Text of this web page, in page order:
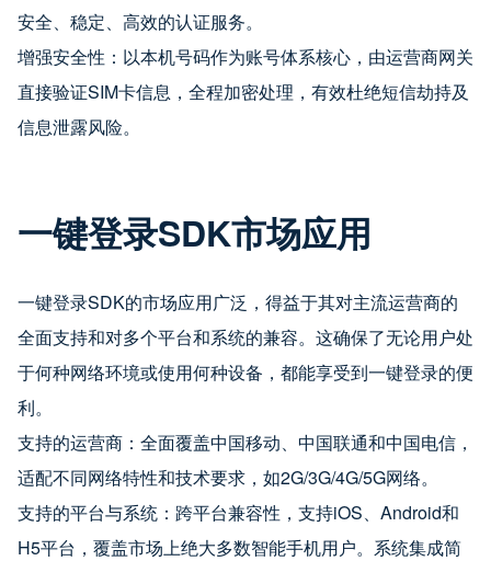
安全、稳定、高效的认证服务。
增强安全性：以本机号码作为账号体系核心，由运营商网关
直接验证SIM卡信息，全程加密处理，有效杜绝短信劫持及
信息泄露风险。
一键登录SDK市场应用
一键登录SDK的市场应用广泛，得益于其对主流运营商的
全面支持和对多个平台和系统的兼容。这确保了无论用户处
于何种网络环境或使用何种设备，都能享受到一键登录的便
利。
支持的运营商：全面覆盖中国移动、中国联通和中国电信，
适配不同网络特性和技术要求，如2G/3G/4G/5G网络。
支持的平台与系统：跨平台兼容性，支持iOS、Android和
H5平台，覆盖市场上绝大多数智能手机用户。系统集成简